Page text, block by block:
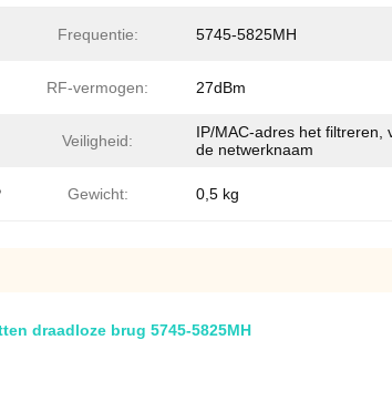
Frequentie: 5745-5825MH
RF-vermogen: 27dBm
Veiligheid:
IP/MAC-adres het filtreren,
de netwerknaam
Gewicht: 0,5 kg
draadloze brug 5745-5825MH